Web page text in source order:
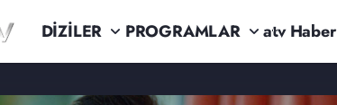
DİZİLER PROGRAMLAR atv Haber